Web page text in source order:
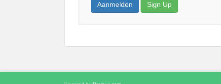
Aanmelden Sign Up